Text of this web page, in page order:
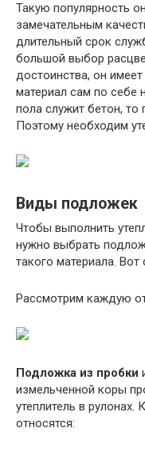
Такую популярность
замечательным
длительный срок
большой выбор
достоинства, он
материал сам по себе
пола служит бетон,
Поэтому необходим
Виды подложек
Чтобы выполнить
нужно выбрать
такого материала.
Рассмотрим каждую
Подложка из пробки
измельченной коры
утеплитель в
относятся: